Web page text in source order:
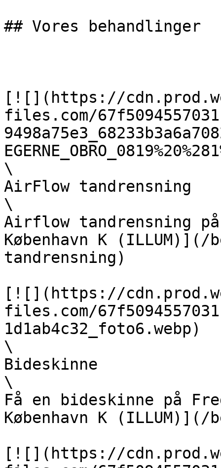
## Vores behandlinger
[![](https://
files.com/
\
AirFlow tandrensning
\
Airflow tandrensning
København K
tandrensning)
[![](https://
files.com/
1d1ab4c32_foto6.webp)
\
Bideskinne
\
Få en bideskinne på
København K
[![](https://